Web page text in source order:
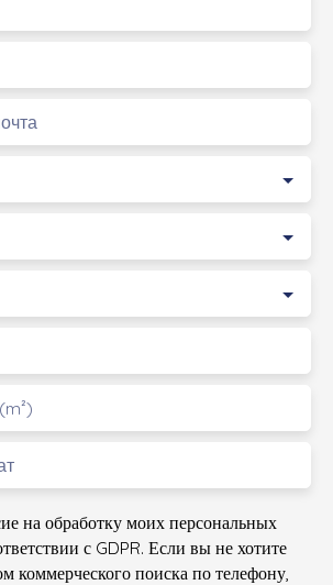
на обработку моих персональных
с GDPR. Если вы не хотите
коммерческого поиска по телефону,